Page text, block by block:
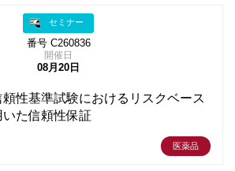
セミナー
番号 C260836
開催日
08月20日
性基準試験におけるリスクベース
いた信頼性保証
医薬品